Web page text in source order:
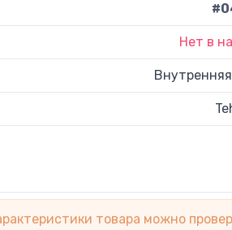
Нет в
товара можно